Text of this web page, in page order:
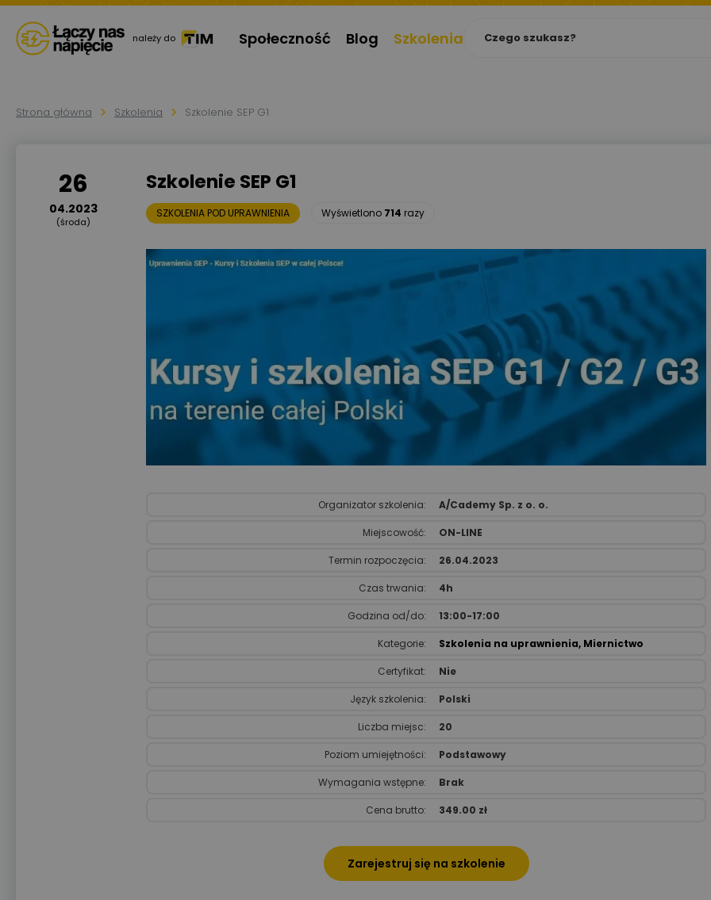
należy do Społeczność Blog Szkolenia
Strona główna Szkolenia Szkolenie SEP G1
26
04.2023
(środa)
Szkolenie SEP G1
SZKOLENIA POD UPRAWNIENIA Wyświetlono 714 razy
Organizator szkolenia: A/Cademy Sp. z o. o.
Miejscowość: ON-LINE
Termin rozpoczęcia: 26.04.2023
Czas trwania: 4h
Godzina od/do: 13:00-17:00
Kategorie: Szkolenia na uprawnienia, Miernictwo
Certyfikat: Nie
Język szkolenia: Polski
Liczba miejsc: 20
Poziom umiejętności: Podstawowy
Wymagania wstępne: Brak
Cena brutto: 349.00 zł
Zarejestruj się na szkolenie